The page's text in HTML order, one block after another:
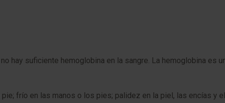
hay suficiente hemoglobina en la sangre. La hemoglobina es
frío en las manos o los pies; palidez en la piel, las encías y